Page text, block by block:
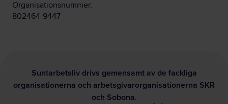
Organisationsnummer:
802464-9447
Suntarbetsliv drivs gemensamt av de fackliga
organisationerna och arbetsgivarorganisationerna SKR
och Sobona.